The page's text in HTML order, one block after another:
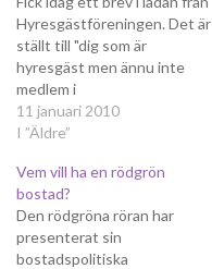
Hyresgästföreningen. Det är
ställt till "dig som är
hyresgäst men ännu inte
medlem i
Hyresgästföreningen". Ännu
inte? Förutsätter de att alla
medlemmar? Nåja, här är i alla
fall en person de inte
kommer att få som medlem.
"Just…
11 januari 2010
I ”Äldre”
Vem vill ha en rödgrön
bostad?
Den rödgröna röran har
presenterat sin
bostadspolitiska